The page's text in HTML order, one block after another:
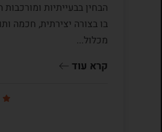
הבחין בבעייתיות
בו בצורה יצירתית, חכמה
מכלול...
קרא עוד